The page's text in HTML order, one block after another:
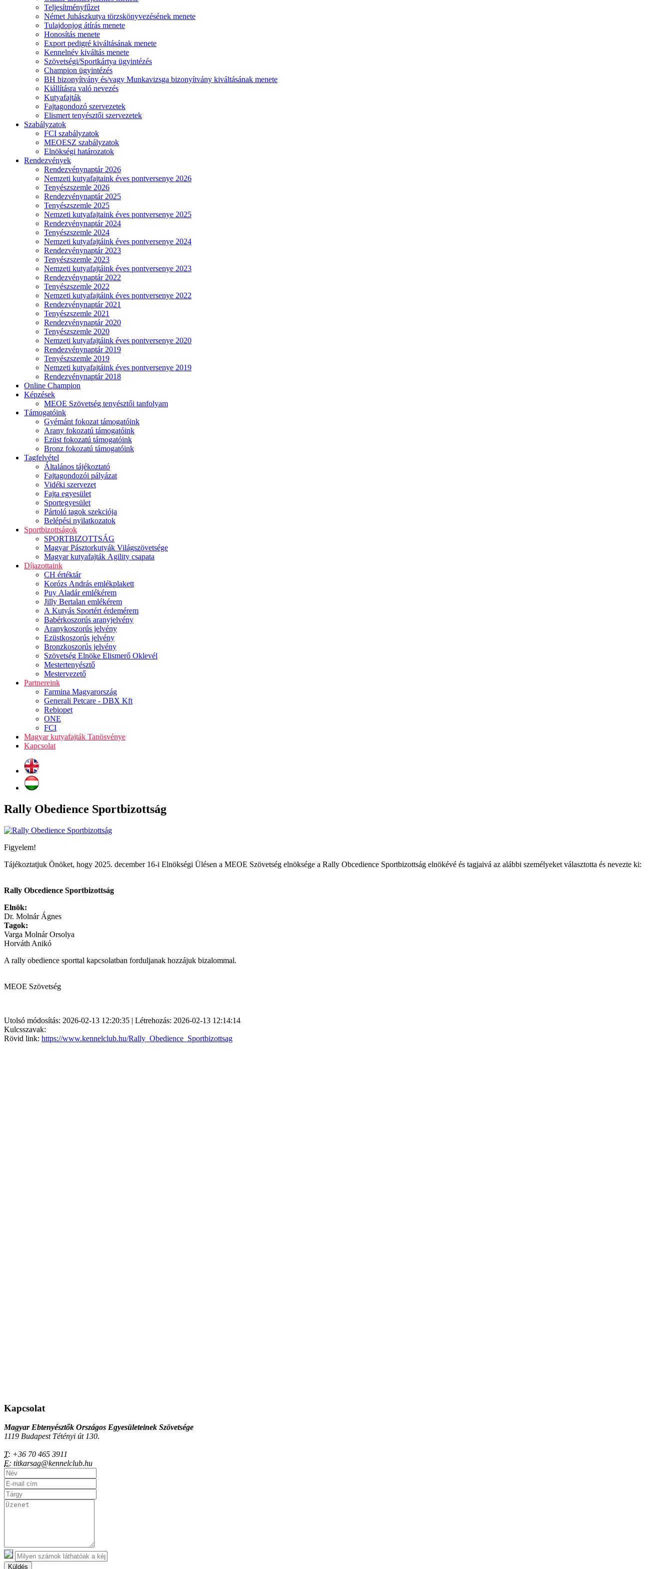
Teljesítményfűzet
Német Juhászkutya törzskönyvezésének menete
Tulajdonjog átírás menete
Honosítás menete
Export pedigré kiváltásának menete
Kennelnév kiváltás menete
Szövetségi/Sportkártya ügyintézés
Champion ügyintézés
BH bizonyítvány és/vagy Munkavizsga bizonyítvány kiváltásának menete
Kiállításra való nevezés
Kutyafajták
Fajtagondozó szervezetek
Elismert tenyésztői szervezetek
Szabályzatok
FCI szabályzatok
MEOESZ szabályzatok
Elnökségi határozatok
Rendezvények
Rendezvénynaptár 2026
Nemzeti kutyafajtaink éves pontversenye 2026
Tenyészszemle 2026
Rendezvénynaptár 2025
Tenyészszemle 2025
Nemzeti kutyafajtaink éves pontversenye 2025
Rendezvénynaptár 2024
Tenyészszemle 2024
Nemzeti kutyafajtáink éves pontversenye 2024
Rendezvénynaptár 2023
Tenyészszemle 2023
Nemzeti kutyafajtáink éves pontversenye 2023
Rendezvénynaptár 2022
Tenyészszemle 2022
Nemzeti kutyafajtáink éves pontversenye 2022
Rendezvénynaptár 2021
Tenyészszemle 2021
Rendezvénynaptár 2020
Tenyészszemle 2020
Nemzeti kutyafajtáink éves pontversenye 2020
Rendezvénynaptár 2019
Tenyészszemle 2019
Nemzeti kutyafajtáink éves pontversenye 2019
Rendezvénynaptár 2018
Online Champion
Képzések
MEOE Szövetség tenyésztői tanfolyam
Támogatóink
Gyémánt fokozat támogatóink
Arany fokozatú támogatóink
Ezüst fokozatú támogatóink
Bronz fokozatú támogatóink
Tagfelvétel
Általános tájékoztató
Fajtagondozói pályázat
Vidéki szervezet
Fajta egyesület
Sportegyesület
Pártoló tagok szekciója
Belépési nyilatkozatok
Sportbizottságok
SPORTBIZOTTSÁG
Magyar Pásztorkutyák Világszövetsége
Magyar kutyafajták Agility csapata
Díjazottaink
CH értéktár
Korózs András emlékplakett
Puy Aladár emlékérem
Jilly Bertalan emlékérem
A Kutyás Sportért érdemérem
Babérkoszorús aranyjelvény
Aranykoszorús jelvény
Ezüstkoszorús jelvény
Bronzkoszorús jelvény
Szövetség Elnöke Elismerő Oklevél
Mestertenyésztő
Mestervezető
Partnereink
Farmina Magyarország
Generali Petcare - DBX Kft
Rebiopet
ONE
FCI
Magyar kutyafajták Tanösvénye
Kapcsolat
Rally Obedience Sportbizottság
Figyelem!
Tájékoztatjuk Önöket, hogy 2025. december 16-i Elnökségi Ülésen a MEOE Szövetség elnöksége a Rally Obcedience Sportbizottság elnökévé és tagjaivá az alábbi személyeket választotta és nevezte ki:
Rally Obcedience Sportbizottság
Elnök:
Dr. Molnár Ágnes
Tagok:
Varga Molnár Orsolya
Horváth Anikó
A rally obedience sporttal kapcsolatban forduljanak hozzájuk bizalommal.
MEOE Szövetség
Utolsó módosítás: 2026-02-13 12:20:35 | Létrehozás: 2026-02-13 12:14:14
Kulcsszavak:
Rövid link: https://www.kennelclub.hu/Rally_Obedience_Sportbizottsag
Kapcsolat
Magyar Ebtenyésztők Országos Egyesületeinek Szövetsége
1119 Budapest Tétényi út 130.
T: +36 70 465 3911
E: titkarsag@kennelclub.hu
Küldés